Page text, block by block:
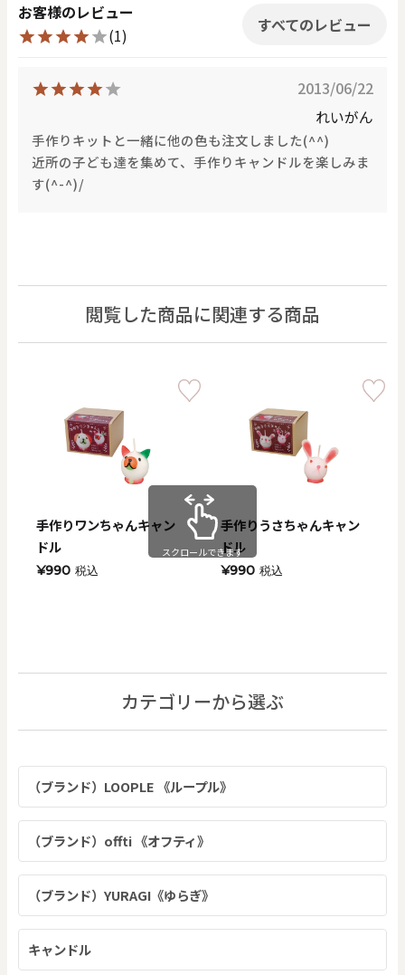
お客様のレビュー
(1)
すべてのレビュー
2013/06/22
れいがん
手作りキットと一緒に他の色も注文しました(^^)
近所の子ども達を集めて、手作りキャンドルを楽しみま
す(^-^)/
閲覧した商品に関連する商品
手作りワンちゃんキャン
ドル
¥990 税込
手作りうさちゃんキャン
ドル
¥990 税込
スクロールできます
カテゴリーから選ぶ
（ブランド）LOOPLE 《ループル》
（ブランド）offti 《オフティ》
（ブランド）YURAGI《ゆらぎ》
キャンドル